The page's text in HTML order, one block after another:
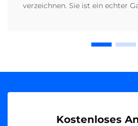
verzeichnen. Sie ist ein echter
Kostenloses